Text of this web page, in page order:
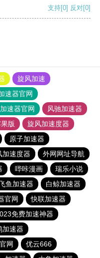
支持[0] 反对[0]
旋风加速
速器官网
速器官网
风驰加速器
版
旋风加速度器
原子加速器
加速度器
外网网址导航
哔咔漫画
瑞乐小说
鱼加速器
白鲸加速器
官网
快联加速器
免费加速神器
加速器
网
优云666